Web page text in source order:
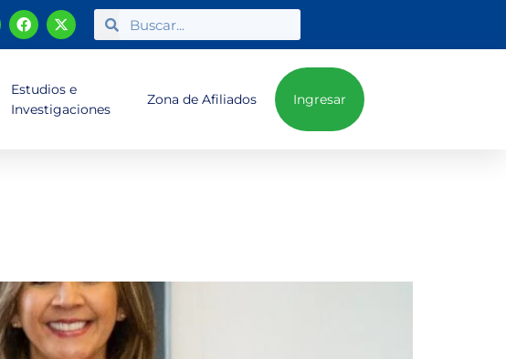
Estudios e
Investigaciones
Zona de Afiliados Ingresar